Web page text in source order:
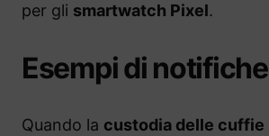
per gli smartwatch Pixel.
Esempi di notifiche
Quando la custodia delle cuffie